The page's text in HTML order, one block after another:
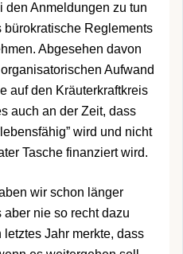
Anmeldungen zu tun
bürokratische Reglements
Abgesehen davon
Aufwand
auf den Kräuterkraftkreis
auch an der Zeit, dass
wird und nicht
Tasche finanziert wird.
wir schon länger
nie so recht dazu
Jahr merkte, dass